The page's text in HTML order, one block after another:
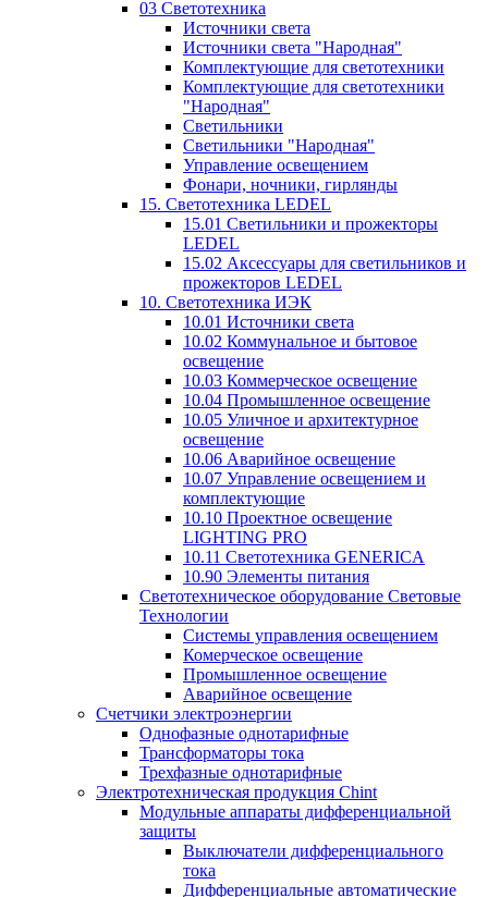
03 Светотехника
Источники света
Источники света "Народная"
Комплектующие для светотехники
Комплектующие для светотехники
"Народная"
Светильники
Светильники "Народная"
Управление освещением
Фонари, ночники, гирлянды
15. Светотехника LEDEL
15.01 Светильники и прожекторы
LEDEL
15.02 Аксессуары для светильников и
прожекторов LEDEL
10. Светотехника ИЭК
10.01 Источники света
10.02 Коммунальное и бытовое
освещение
10.03 Коммерческое освещение
10.04 Промышленное освещение
10.05 Уличное и архитектурное
освещение
10.06 Аварийное освещение
10.07 Управление освещением и
комплектующие
10.10 Проектное освещение
LIGHTING PRO
10.11 Светотехника GENERICA
10.90 Элементы питания
Светотехническое оборудование Световые
Технологии
Системы управления освещением
Комерческое освещение
Промышленное освещение
Аварийное освещение
Счетчики электроэнергии
Однофазные однотарифные
Трансформаторы тока
Трехфазные однотарифные
Электротехническая продукция Chint
Модульные аппараты дифференциальной
защиты
Выключатели дифференциального
тока
Дифференциальные автоматические